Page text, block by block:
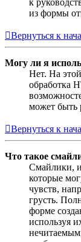
из формы
Вернуться к
Могу ли я
Нет. На
обработка
может быть
Вернуться к
Что такое
Смайлики,
которые
чувств,
грусть.
форме
используя